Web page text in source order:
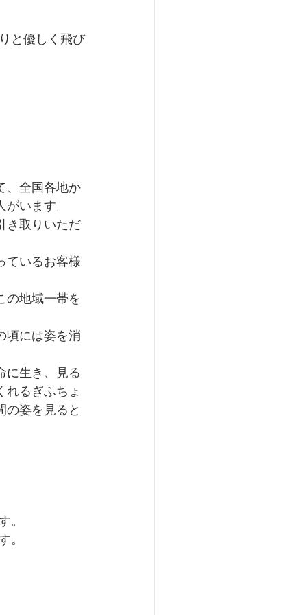
と優しく飛び
、全国各地か
います。
き取りいただ
ているお客様
の地域一帯を
頃には姿を消
に生き、見る
れるぎふちょ
の姿を見ると
。
。